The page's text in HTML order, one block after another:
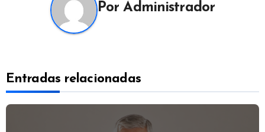
PorAdministrador
Entradas relacionadas